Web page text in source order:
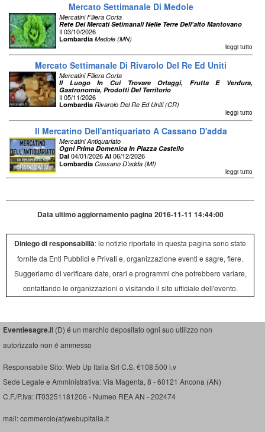
Mercato Settimanale Di Medole
Mercatini Filiera Corta
Rete Dei Mercati Setimanali Nelle Terre Dell'alto Mantovano
Il 03/10/2026
Lombardia Medole (MN)
leggi tutto
Mercato Settimanale Di Rivarolo Del Re Ed Uniti
Mercatini Filiera Corta
Il Luogo In Cui Trovare Ortaggi, Frutta E Verdura,
Gastronomia, Prodotti Del Territorio
Il 05/11/2026
Lombardia Rivarolo Del Re Ed Uniti (CR)
leggi tutto
Il Mercatino Dell'antiquariato A Cassano D'adda
Mercatini Antiquariato
Ogni Prima Domenica In Piazza Castello
Dal 04/01/2026 Al 06/12/2026
Lombardia Cassano D'adda (MI)
leggi tutto
Data ultimo aggiornamento pagina 2016-11-11 14:44:00
Diniego di responsabilià: le notizie riportate in questa pagina sono state
fornite da Enti Pubblici e Privati e, organizzazione eventi e sagre, fiere.
Suggeriamo di verificare date, orari e programmi che potrebbero variare,
contattando le organizzazioni o visitando il sito ufficiale dell'evento.
Eventiesagre.it (D) é un marchio depositato ogni suo utilizzo non
autorizzato non é ammesso
Responsabile Sito: Web Up Italia Srl C.S. €108.500 i.v
Sede Legale e Amministrativa: Via Magenta, 8 - 60121 Ancona (AN)
C.F./P.Iva: IT03251181206 - Numeo REA AN - 202474
mail: commercio(at)webupitalia.it